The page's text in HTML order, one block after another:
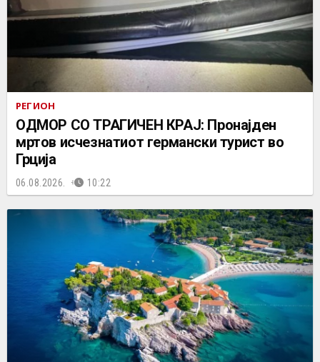
РЕГИОН
ОДМОР СО ТРАГИЧЕН КРАЈ: Пронајден
мртов исчезнатиот германски турист во
Грција
06.08.2026. 10:22